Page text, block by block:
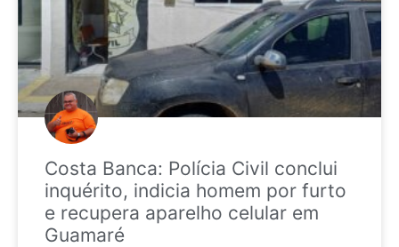
Costa Banca: Polícia Civil conclui
inquérito, indicia homem por furto
e recupera aparelho celular em
Guamaré